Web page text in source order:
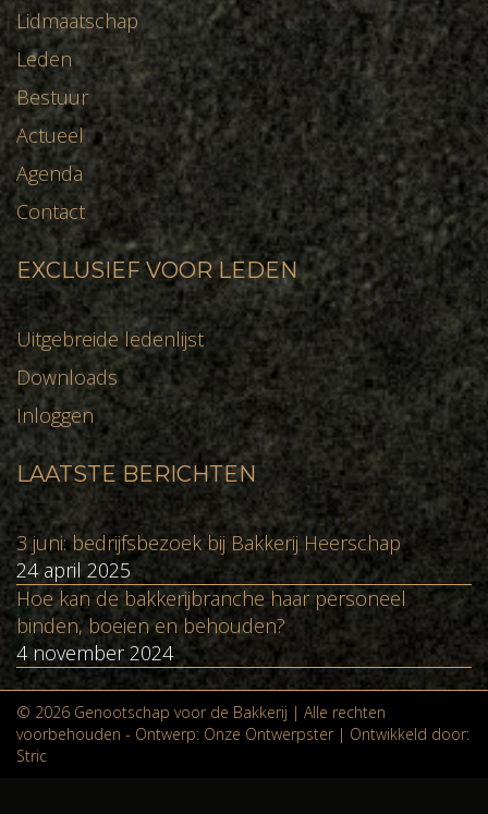
Lidmaatschap
Leden
Bestuur
Actueel
Agenda
Contact
EXCLUSIEF VOOR LEDEN
Uitgebreide ledenlijst
Downloads
Inloggen
LAATSTE BERICHTEN
3 juni: bedrijfsbezoek bij Bakkerij Heerschap
24 april 2025
Hoe kan de bakkerijbranche haar personeel
binden, boeien en behouden?
4 november 2024
© 2026 Genootschap voor de Bakkerij | Alle rechten
voorbehouden - Ontwerp: Onze Ontwerpster | Ontwikkeld door:
Stric